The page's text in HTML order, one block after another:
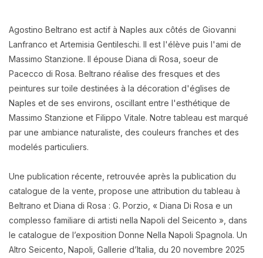
Agostino Beltrano est actif à Naples aux côtés de Giovanni
Lanfranco et Artemisia Gentileschi. Il est l'élève puis l'ami de
Massimo Stanzione. Il épouse Diana di Rosa, soeur de
Pacecco di Rosa. Beltrano réalise des fresques et des
peintures sur toile destinées à la décoration d'églises de
Naples et de ses environs, oscillant entre l'esthétique de
Massimo Stanzione et Filippo Vitale. Notre tableau est marqué
par une ambiance naturaliste, des couleurs franches et des
modelés particuliers.
Une publication récente, retrouvée après la publication du
catalogue de la vente, propose une attribution du tableau à
Beltrano et Diana di Rosa : G. Porzio, « Diana Di Rosa e un
complesso familiare di artisti nella Napoli del Seicento », dans
le catalogue de l’exposition Donne Nella Napoli Spagnola. Un
Altro Seicento, Napoli, Gallerie d’Italia, du 20 novembre 2025